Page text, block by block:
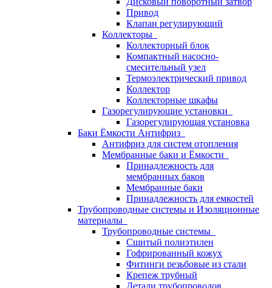
Привод
Клапан регулирующий
Коллекторы
Коллекторный блок
Компактный насосно-
смесительный узел
Термоэлектрический привод
Коллектор
Коллекторные шкафы
Газорегулирующие установки
Газорегулирующая установка
Баки Ёмкости Антифриз
Антифриз для систем отопления
Мембранные баки и Ёмкости
Принадлежность для
мембранных баков
Мембранные баки
Принадлежность для емкостей
Трубопроводные системы и Изоляционные
материалы
Трубопроводные системы
Сшитый полиэтилен
Гофрированный кожух
Фитинги резьбовые из стали
Крепеж трубный